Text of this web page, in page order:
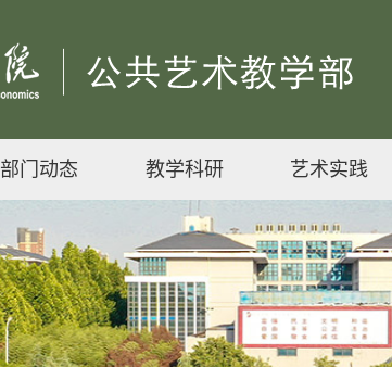
部门动态 教学科研 艺术实践